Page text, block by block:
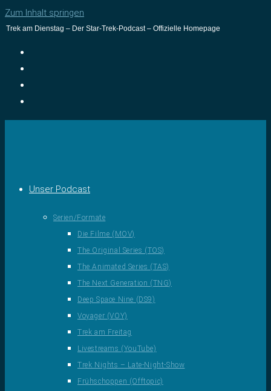
Zum Inhalt springen
Trek am Dienstag – Der Star-Trek-Podcast – Offizielle Homepage
Unser Podcast
Serien/Formate
Die Filme (MOV)
The Original Series (TOS)
The Animated Series (TAS)
The Next Generation (TNG)
Deep Space Nine (DS9)
Voyager (VOY)
Trek am Freitag
Livestreams (YouTube)
Trek Nights – Late-Night-Show
Frühschoppen (Offtopic)